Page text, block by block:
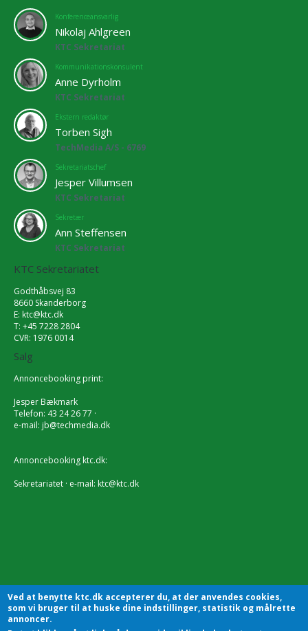
Konferenceansvarlig
Nikolaj Ahlgreen
KTC Sekretariat
Kommunikationskonsulent
Anne Dyrholm
KTC Sekretariat
Ekstern redaktør
Torben Sigh
TechMedia A/S - 6769
Sekretariatschef
Jesper Villumsen
KTC Sekretariat
Sekretær
Ann Steffensen
KTC Sekretariat
KTC Sekretariatet
Godthåbsvej 83
8660 Skanderborg
E: ktc@ktc.dk
T: +45 7228 2804
CVR: 1976 0014
Salg
Annoncebooking print:
Jesper Bækmark
Telefon: 43 24 26 77 ·
e-mail: jb@techmedia.dk
Annoncebooking ktc.dk:
Sekretariatet · e-mail: ktc@ktc.dk
Ved at benytte ktc.dk accepterer du, at der anvendes cookies,
som vi bruger til at huske dine indstillinger, statistik og målrette
annoncer.